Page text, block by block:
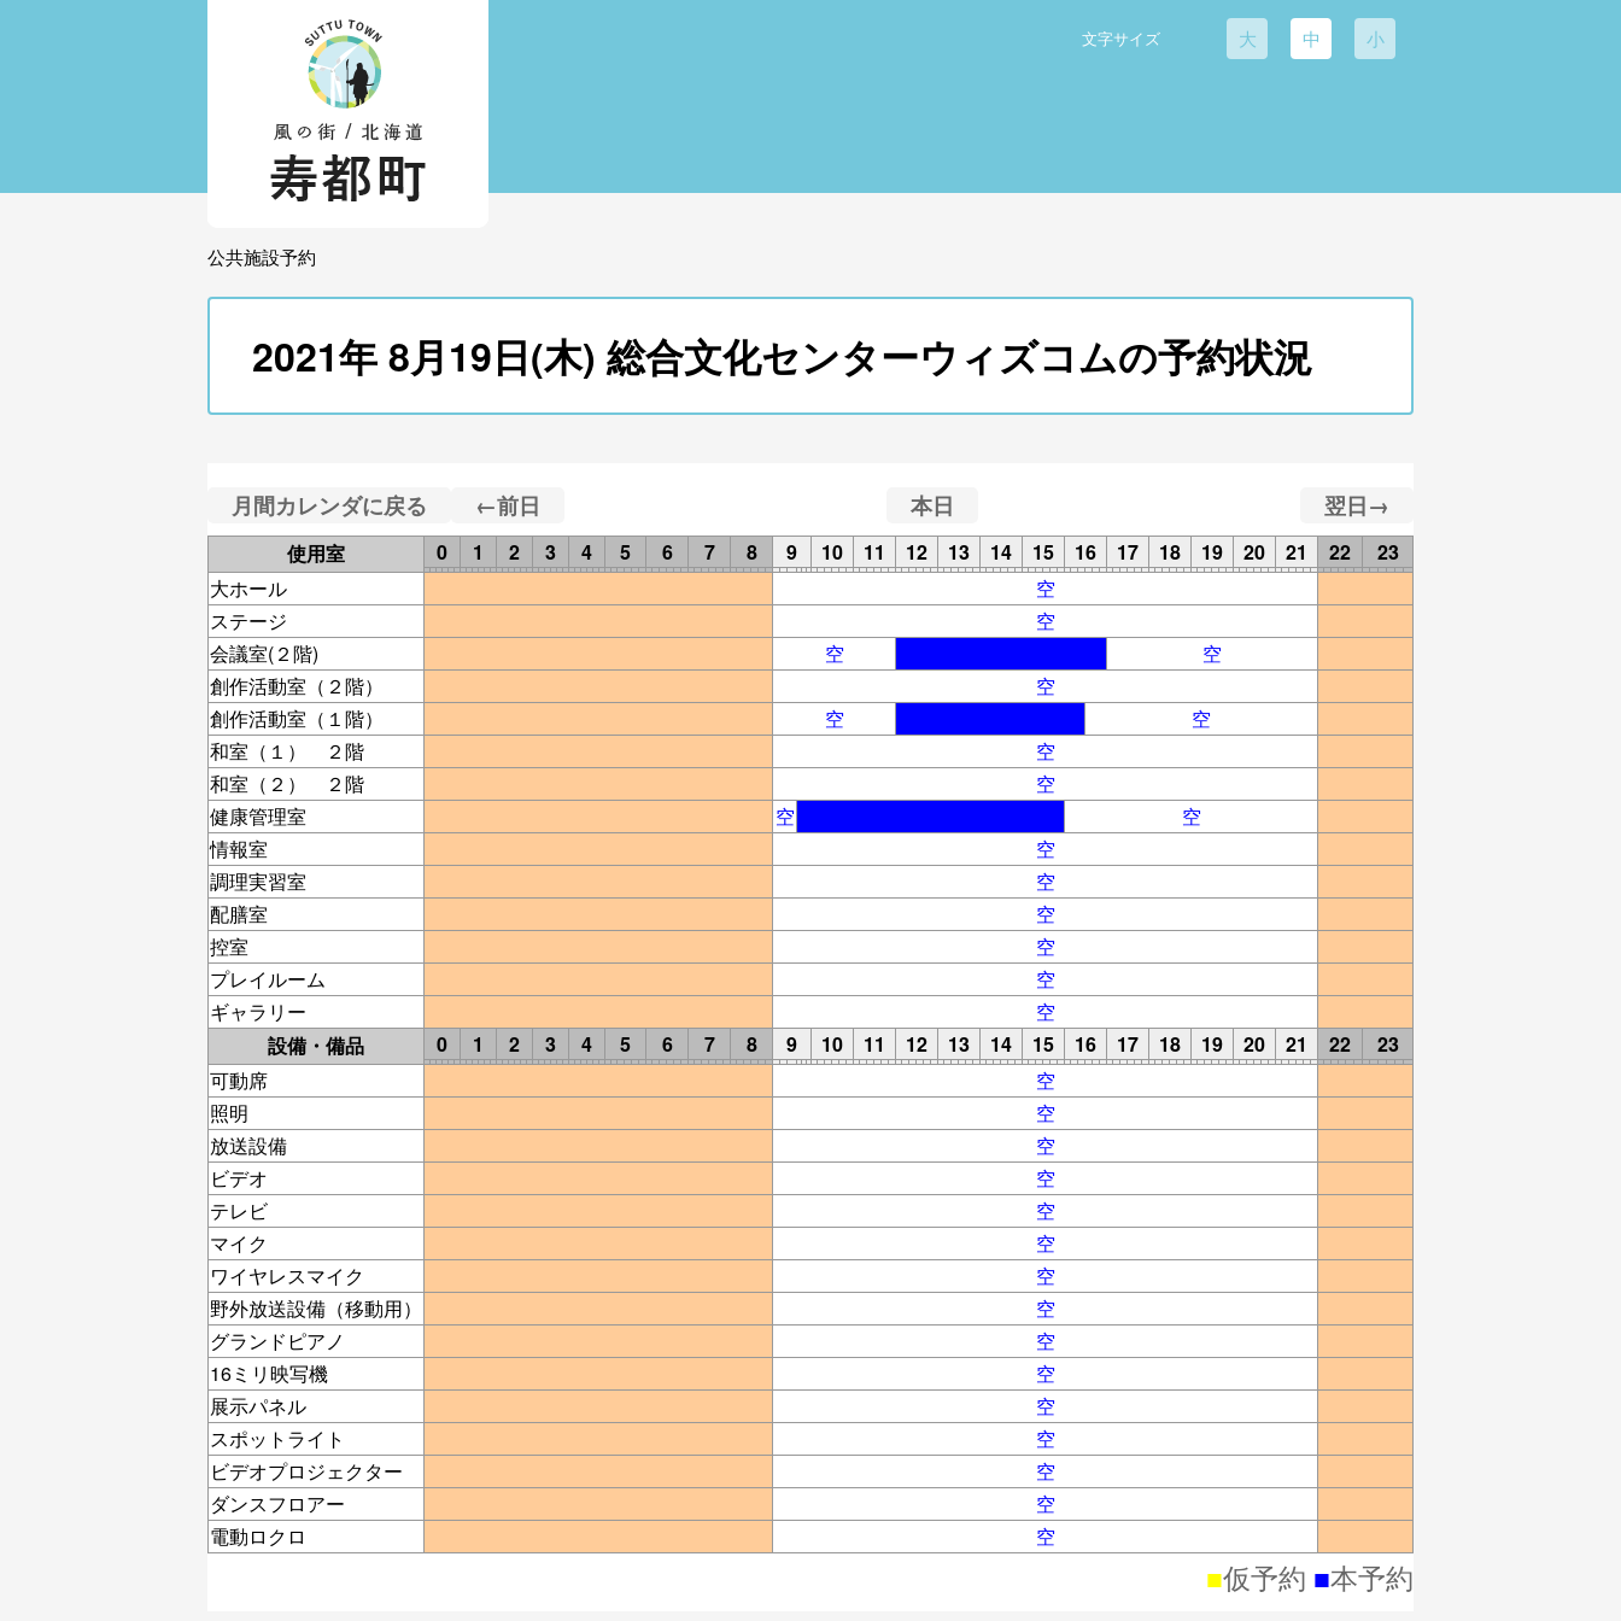
文字サイズ 大 中 小
公共施設予約
2021年 8月19日(木) 総合文化センターウィズコムの予約状況
月間カレンダに戻る ←前日 本日 翌日→
使用室 0 1 2 3 4 5 6 7 8 9 10 11 12 13 14 15 16 17 18 19 20 21 22
23
大ホール
空
ステージ
空
会議室(２階)
空
空
創作活動室（２階）
空
創作活動室（１階）
空
空
和室（１） ２階
空
和室（２） ２階
空
健康管理室
空
空
情報室
空
調理実習室
空
配膳室
空
控室
空
プレイルーム
空
ギャラリー
空
設備・備品
0 1 2 3 4 5 6 7 8 9 10 11 12 13 14 15 16 17 18 19 20 21 22
23
可動席
空
照明
空
放送設備
空
ビデオ
空
テレビ
空
マイク
空
ワイヤレスマイク
空
野外放送設備（移動用）
空
グランドピアノ
空
16ミリ映写機
空
展示パネル
空
スポットライト
空
ビデオプロジェクター
空
ダンスフロアー
空
電動ロクロ
空
■仮予約 ■本予約